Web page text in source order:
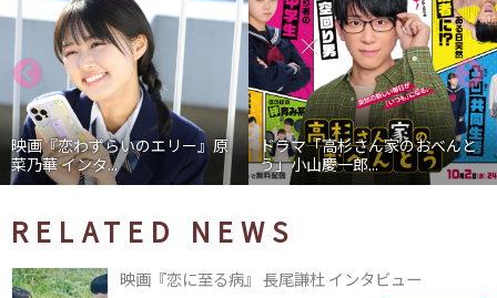
映画『恋わずらいのエリー』原
菜乃華 インタ...
ドラマ「高杉さん家のおべんと
う」小山慶一郎...
RELATED NEWS
映画『恋に至る病』 長尾謙杜 インタビュー